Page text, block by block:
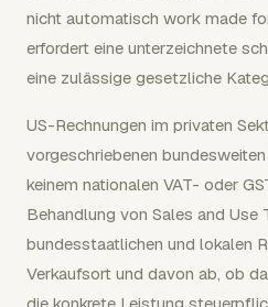
nicht automatisch work made
erfordert eine unterzeichnete
eine zulässige gesetzliche
US-Rechnungen im privaten
vorgeschriebenen
keinem nationalen VAT- oder
Behandlung von Sales and Use
bundesstaatlichen und lokalen
Verkaufsort und davon ab, ob